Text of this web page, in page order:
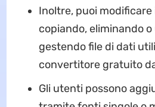
Inoltre, puoi
copiando, eliminando
gestendo file di dati
convertitore gratuito
Gli utenti possono